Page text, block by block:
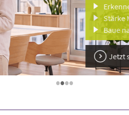
Erkenne
Stärke
Baue
Jetzt starten
••••